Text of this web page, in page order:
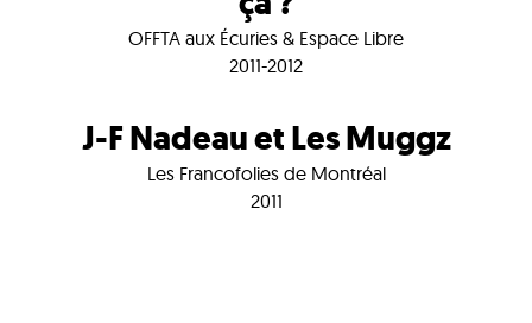
OFFTA aux Écuries & Espace Libre
2011-2012
J-F Nadeau et Les Muggz
Les Francofolies de Montréal
2011